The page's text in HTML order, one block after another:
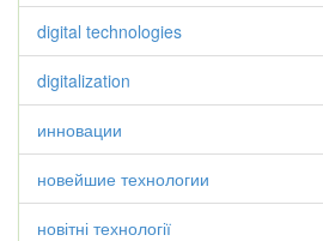
digital technologies
digitalization
инновации
новейшие технологии
новітні технології